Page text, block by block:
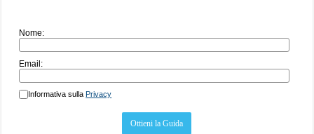
Nome:
Email:
Informativa sullaPrivacy